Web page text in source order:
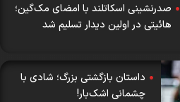
صدرنشینی اسکاتلند با امضای مک‌گین؛
هائیتی در اولین دیدار تسلیم شد
داستان‌ بازگشتی بزرگ؛ شادی با
چشمانی اشک‌بار!